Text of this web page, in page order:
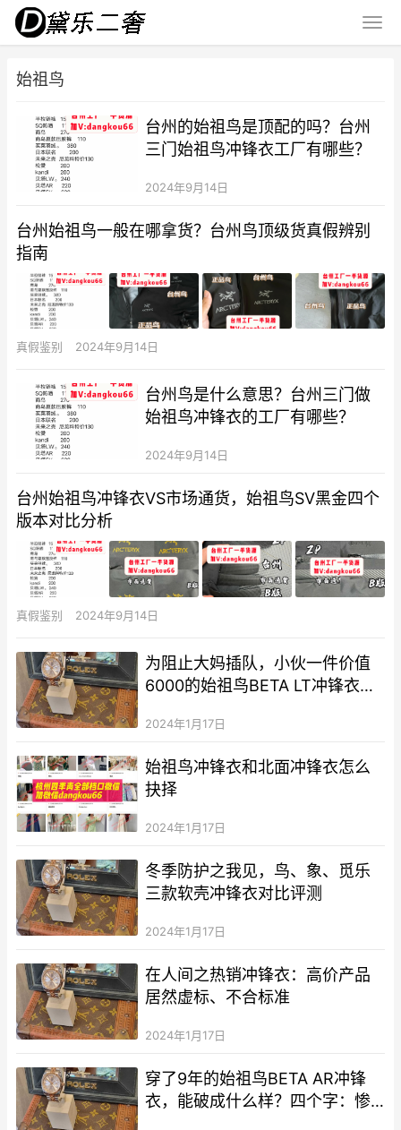
始祖鸟
台州的始祖鸟是顶配的吗？台州
三门始祖鸟冲锋衣工厂有哪些？
2024年9月14日
台州始祖鸟一般在哪拿货？台州鸟顶级货真假辨别
指南
真假鉴别 2024年9月14日
台州鸟是什么意思？台州三门做
始祖鸟冲锋衣的工厂有哪些？
2024年9月14日
台州始祖鸟冲锋衣VS市场通货，始祖鸟SV黑金四个
版本对比分析
真假鉴别 2024年9月14日
为阻止大妈插队，小伙一件价值
6000的始祖鸟BETA LT冲锋衣被
2024年1月17日
始祖鸟冲锋衣和北面冲锋衣怎么
抉择
2024年1月17日
冬季防护之我见，鸟、象、觅乐
三款软壳冲锋衣对比评测
2024年1月17日
在人间之热销冲锋衣：高价产品
居然虚标、不合标准
2024年1月17日
穿了9年的始祖鸟BETA AR冲锋
衣，能破成什么样？四个字：惨